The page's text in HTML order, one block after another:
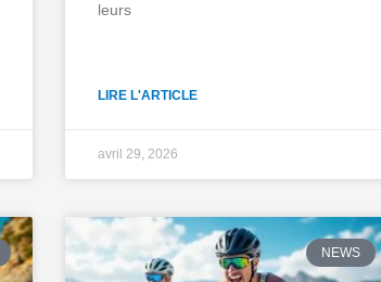
leurs
LIRE L'ARTICLE
avril 29, 2026
NEWS